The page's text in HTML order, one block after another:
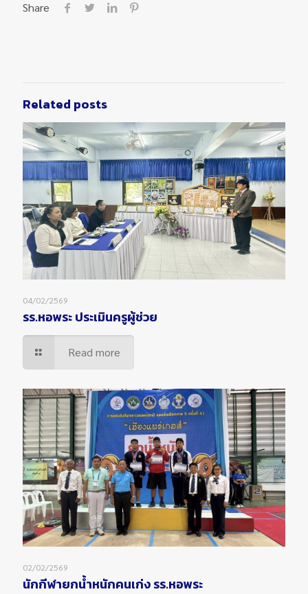
Share
Related posts
04/02/2569
รร.หอพระ ประเมินครูผู้ช่วย
Read more
02/02/2569
นักกีฬายกน้ำหนักคนเก่ง รร.หอพระ